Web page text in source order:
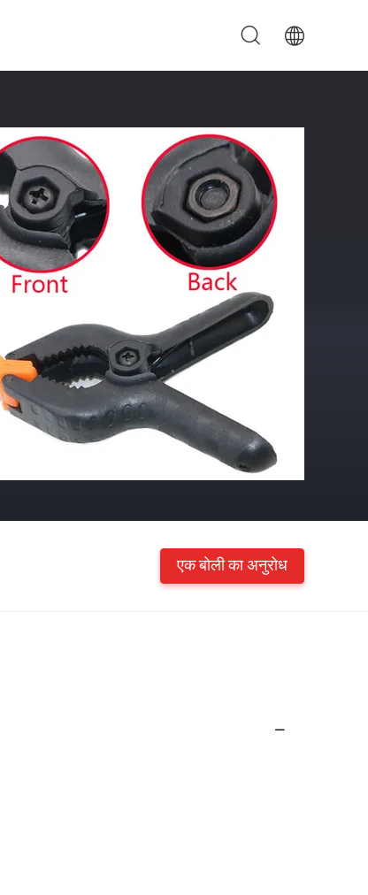
एक बोली का अनुरोध